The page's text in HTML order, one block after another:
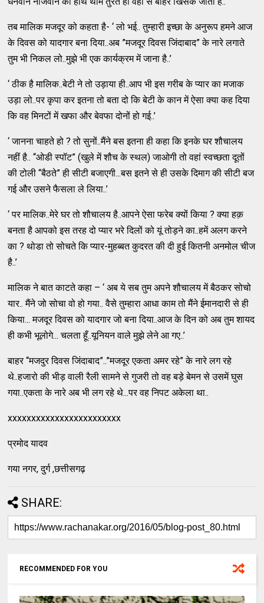
तब मालिक मजदूर को कहता है- ‘ लो भई.. तुम्हारी इच्छा के अनुरूप हमने आज
के दिवस को यादगार बना दिया..अब ”मजदूर दिवस जिंदाबाद” के नारे लगाते
तुम भी निकल लो..मुझे भी एक कार्यक्रम में जाना है..’
‘ ठीक है मालिक..बेटी ने तो उड़ाया ही..आप भी इस गरीब के प्यार का मजाक
उड़ा लो..पर कृपा कर इतना तो बता दो कि बेटी के कान में ऐसा क्या कह दिया
कि वह मिनटों में खफा और बेवफा दोनों हो गई..’
‘ जानना चाहते हो ? तो सुनों..मैंने बस इतना ही कहा कि इनके घर शौचालय
नहीं है.. “ओडी स्पॉट” (खुले में शौच के स्थल) जाओगी तो वहां स्वच्छता दूतों
की टोली “बैठते” ही सीटी बजाएगी...बस इतने से ही उसके दिमाग की सीटी बज
गई और उसने फैसला ले लिया..’
‘ पर मालिक..मेरे घर तो शौचालय है..आपने ऐसा फरेब क्यों किया ? क्या हक़
बनता है आपको इस तरह दो प्यार भरे दिलों को यूं तोड़ने का..हमें अलग करने
का ? थोडा तो सोचते कि प्यार-मुहब्बत कुदरत की दी हुई कितनी अनमोल चीज
है..’
मालिक ने बात काटते कहा – ‘ अब ये सब तुम अपने शौचालय में बैठकर सोचो
यार.. मैंने जो सोचा वो हो गया.. वैसे तुम्हारा आधा काम तो मैंने ईमानदारी से ही
किया... मजदूर दिवस को यादगार जो बना दिया..आज के दिन को अब तुम शायद
ही कभी भूलोगे... चलता हूँ..यूनियन वाले मुझे लेने आ गए..’
बाहर “मजदुर दिवस जिंदाबाद”..”मजदूर एकता अमर रहे” के नारे लग रहे
थे..हजारो की भीड़ वाली रैली सामने से गुजरी तो वह बड़े बेमन से उसमें घुस
गया..एकता के नारे अब भी लग रहे थे...पर वह निपट अकेला था..
xxxxxxxxxxxxxxxxxxxxxxxx
प्रमोद यादव
गया नगर, दुर्ग ,छत्तीसगढ़
SHARE:
RECOMMENDED FOR YOU